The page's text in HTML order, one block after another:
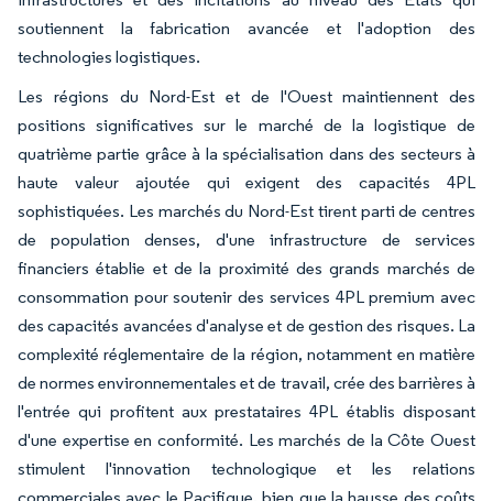
soutiennent la fabrication avancée et l'adoption des
technologies logistiques.
Les régions du Nord-Est et de l'Ouest maintiennent des
positions significatives sur le marché de la logistique de
quatrième partie grâce à la spécialisation dans des secteurs à
haute valeur ajoutée qui exigent des capacités 4PL
sophistiquées. Les marchés du Nord-Est tirent parti de centres
de population denses, d'une infrastructure de services
financiers établie et de la proximité des grands marchés de
consommation pour soutenir des services 4PL premium avec
des capacités avancées d'analyse et de gestion des risques. La
complexité réglementaire de la région, notamment en matière
de normes environnementales et de travail, crée des barrières à
l'entrée qui profitent aux prestataires 4PL établis disposant
d'une expertise en conformité. Les marchés de la Côte Ouest
stimulent l'innovation technologique et les relations